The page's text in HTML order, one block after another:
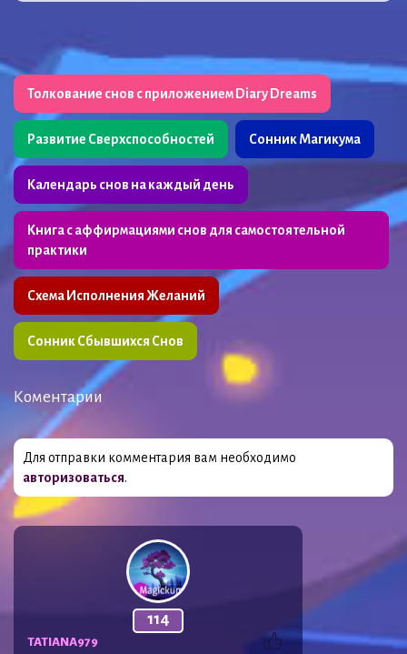
Толкование снов с приложением Diary Dreams
Развитие Сверхспособностей Сонник Магикума
Календарь снов на каждый день
Книга с аффирмациями снов для самостоятельной
практики
Схема Исполнения Желаний
Сонник Сбывшихся Снов
Коментарии
Для отправки комментария вам необходимо
авторизоваться.
114
TATIANА979